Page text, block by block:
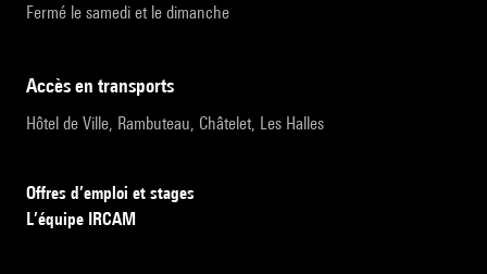
Fermé le samedi et le dimanche
accès en transports
Hôtel de Ville, Rambuteau, Châtelet, Les Halles
Offres d’emploi et stages
L’équipe IRCAM